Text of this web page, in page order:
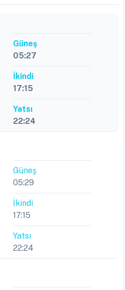
Güneş
05:27
İkindi
17:15
Yatsı
22:24
Güneş
05:29
İkindi
17:15
Yatsı
22:24